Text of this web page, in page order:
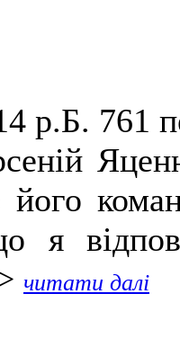
р.Б. 761
його
я
читати далі